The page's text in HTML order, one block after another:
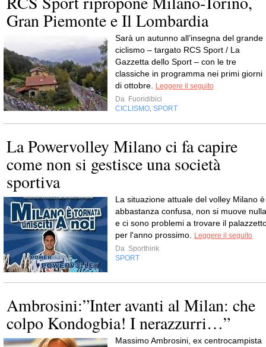
Gran Piemonte e Il Lombardia
Sarà un autunno all’insegna del grande
ciclismo – targato RCS Sport / La
Gazzetta dello Sport – con le tre
classiche in programma nei primi giorni
di ottobre.
Leggere il seguito
Da Fuoridibici
CICLISMO SPORT
La Powervolley Milano ci fa capire
come non si gestisce una società
sportiva
La situazione attuale del volley Milano è
abbastanza confusa, non si muove nulla
e ci sono problemi a trovare il
per l'anno prossimo.
Leggere il seguito
Da Sporthink
SPORT
Ambrosini:”Inter avanti al Milan: che
colpo Kondogbia! I nerazzurri…”
Massimo Ambrosini, ex centrocampista